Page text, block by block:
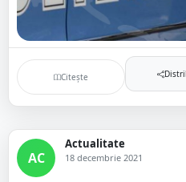
Citește
AC
Actualitate
18 decembrie 2021